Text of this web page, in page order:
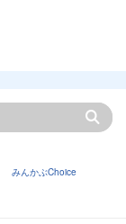
みんかぶChoice